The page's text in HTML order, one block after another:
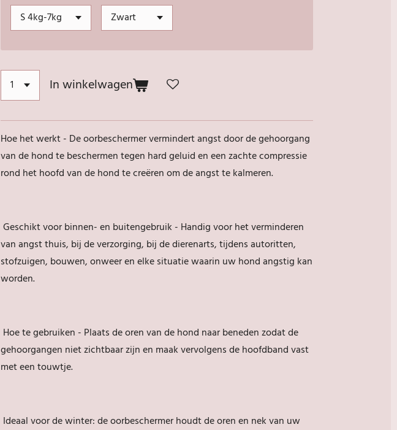
In winkelwagen
Hoe het werkt - De oorbeschermer vermindert angst door de gehoorgang
van de hond te beschermen tegen hard geluid en een zachte compressie
rond het hoofd van de hond te creëren om de angst te kalmeren.
Geschikt voor binnen- en buitengebruik - Handig voor het verminderen
van angst thuis, bij de verzorging, bij de dierenarts, tijdens autoritten,
stofzuigen, bouwen, onweer en elke situatie waarin uw hond angstig kan
worden.
Hoe te gebruiken - Plaats de oren van de hond naar beneden zodat de
gehoorgangen niet zichtbaar zijn en maak vervolgens de hoofdband vast
met een touwtje.
Ideaal voor de winter: de oorbeschermer houdt de oren en nek van uw